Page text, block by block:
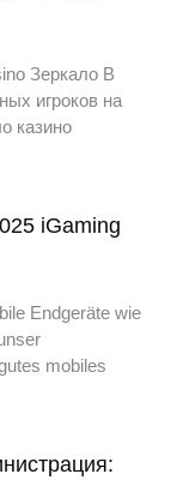
Зеркало В
игроков на
казино
iGaming
Endgeräte wie
mobiles